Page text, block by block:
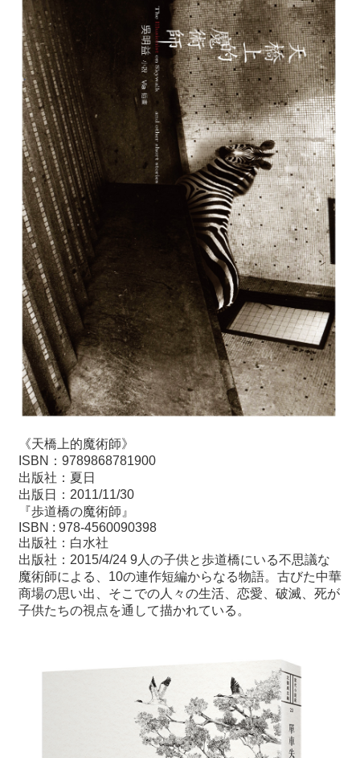
《天橋上的魔術師》
ISBN：9789868781900
出版社：夏日
出版日：2011/11/30
『歩道橋の魔術師』
ISBN : 978-4560090398
出版社：白水社
出版社：2015/4/24 9人の子供と歩道橋にいる不思議な
魔術師による、10の連作短編からなる物語。古びた中華
商場の思い出、そこでの人々の生活、恋愛、破滅、死が
子供たちの視点を通して描かれている。